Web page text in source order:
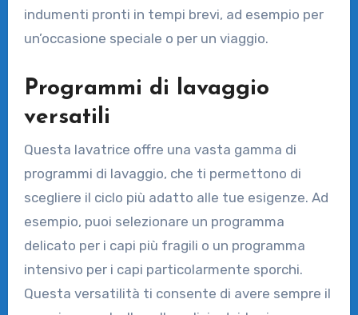
indumenti pronti in tempi brevi, ad esempio per
un’occasione speciale o per un viaggio.
Programmi di lavaggio
versatili
Questa lavatrice offre una vasta gamma di
programmi di lavaggio, che ti permettono di
scegliere il ciclo più adatto alle tue esigenze. Ad
esempio, puoi selezionare un programma
delicato per i capi più fragili o un programma
intensivo per i capi particolarmente sporchi.
Questa versatilità ti consente di avere sempre il